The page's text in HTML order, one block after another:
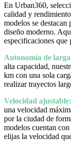
En Urban360,
calidad y
modelos se destacan
diseño moderno.
especificaciones que
Autonomía de
alta capacidad,
km con una sola
realizar trayectos
Velocidad ajustable:
una velocidad
por la ciudad de
modelos cuentan
elijas la velocidad